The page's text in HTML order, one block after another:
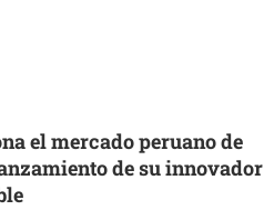
el mercado peruano de
de su innovador